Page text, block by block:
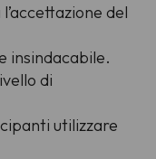
del
insindacabile.
di
utilizzare